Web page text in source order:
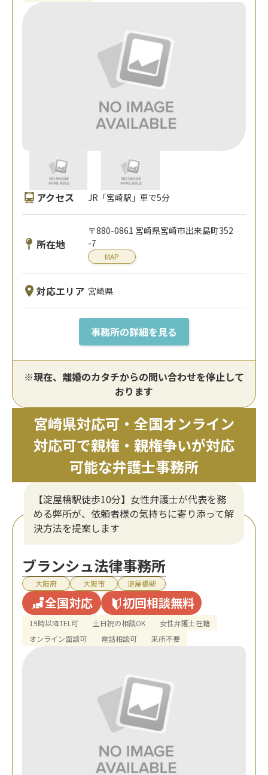
アクセス JR「宮崎駅」車で5分
所在地
〒880-0861 宮崎県宮崎市出来島町352
-7
MAP
対応エリア 宮崎県
事務所の詳細を見る
※現在、離婚のカタチからの問い合わせを停止して
おります
宮崎県対応可・全国オンライン
対応可で親権・親権争いが対応
可能な弁護士事務所
【淀屋橋駅徒歩10分】女性弁護士が代表を務
める弊所が、依頼者様の気持ちに寄り添って解
決方法を提案します
ブランシュ法律事務所
大阪府 大阪市 淀屋橋駅
全国対応 初回相談無料
19時以降TEL可 土日祝の相談OK
女性弁護士在籍
オンライン面談可
電話相談可 来所不要